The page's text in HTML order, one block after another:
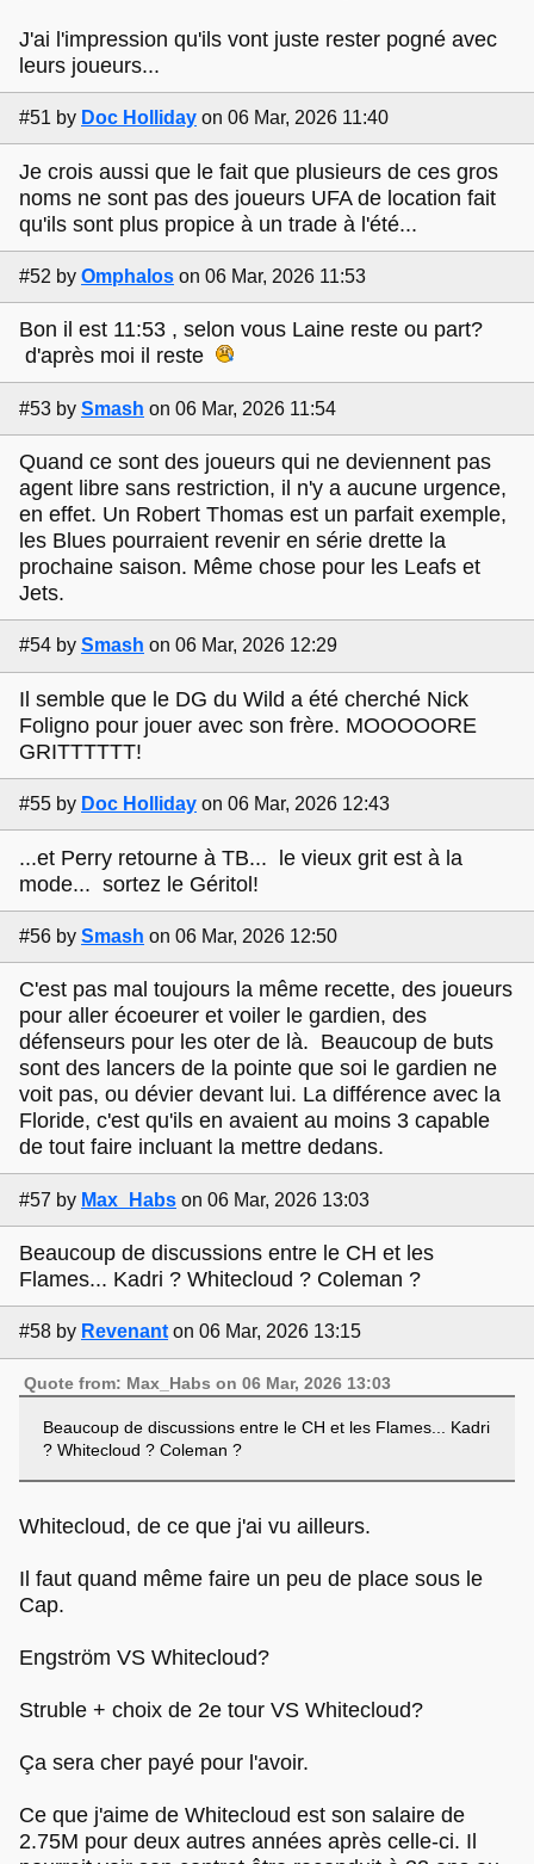
J'ai l'impression qu'ils vont juste rester pogné avec
leurs joueurs...
#51 by Doc Holliday on 06 Mar, 2026 11:40
Je crois aussi que le fait que plusieurs de ces gros
noms ne sont pas des joueurs UFA de location fait
qu'ils sont plus propice à un trade à l'été...
#52 by Omphalos on 06 Mar, 2026 11:53
Bon il est 11:53 , selon vous Laine reste ou part?
d'après moi il reste
#53 by Smash on 06 Mar, 2026 11:54
Quand ce sont des joueurs qui ne deviennent pas
agent libre sans restriction, il n'y a aucune urgence,
en effet. Un Robert Thomas est un parfait exemple,
les Blues pourraient revenir en série drette la
prochaine saison. Même chose pour les Leafs et
Jets.
#54 by Smash on 06 Mar, 2026 12:29
Il semble que le DG du Wild a été cherché Nick
Foligno pour jouer avec son frère. MOOOOORE
GRITTTTTT!
#55 by Doc Holliday on 06 Mar, 2026 12:43
...et Perry retourne à TB... le vieux grit est à la
mode... sortez le Géritol!
#56 by Smash on 06 Mar, 2026 12:50
C'est pas mal toujours la même recette, des joueurs
pour aller écoeurer et voiler le gardien, des
défenseurs pour les oter de là. Beaucoup de buts
sont des lancers de la pointe que soi le gardien ne
voit pas, ou dévier devant lui. La différence avec la
Floride, c'est qu'ils en avaient au moins 3 capable
de tout faire incluant la mettre dedans.
#57 by Max_Habs on 06 Mar, 2026 13:03
Beaucoup de discussions entre le CH et les
Flames... Kadri ? Whitecloud ? Coleman ?
#58 by Revenant on 06 Mar, 2026 13:15
Quote from: Max_Habs on 06 Mar, 2026 13:03
Beaucoup de discussions entre le CH et les Flames... Kadri
? Whitecloud ? Coleman ?
Whitecloud, de ce que j'ai vu ailleurs.
Il faut quand même faire un peu de place sous le
Cap.
Engström VS Whitecloud?
Struble + choix de 2e tour VS Whitecloud?
Ça sera cher payé pour l'avoir.
Ce que j'aime de Whitecloud est son salaire de
2.75M pour deux autres années après celle-ci. Il